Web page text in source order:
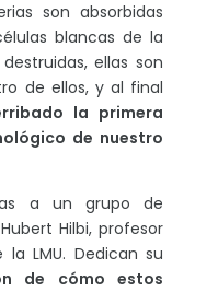
son absorbidas
blancas de la
ellas son
de ellos, y al final
la primera
de nuestro
a un grupo de
Hilbi, profesor
LMU. Dedican su
de cómo estos